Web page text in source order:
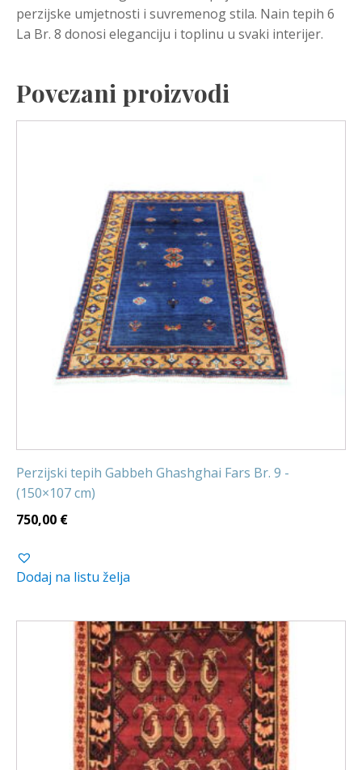
perzijske umjetnosti i suvremenog stila. Nain tepih 6
La Br. 8 donosi eleganciju i toplinu u svaki interijer.
Povezani proizvodi
Perzijski tepih Gabbeh Ghashghai Fars Br. 9 -
(150×107 cm)
750,00 €
Dodaj na listu želja